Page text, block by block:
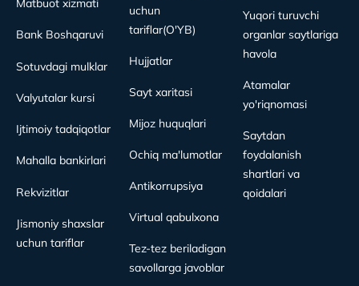
Matbuot xizmati
Bank Boshqaruvi
Sotuvdagi mulklar
Valyutalar kursi
Ijtimoiy tadqiqotlar
Mahalla bankirlari
Rekvizitlar
Jismoniy shaxslar
uchun tariflar
uchun
tariflar(O'YB)
Hujjatlar
Sayt xaritasi
Mijoz huquqlari
Ochiq ma'lumotlar
Antikorrupsiya
Virtual qabulxona
Tez-tez beriladigan
savollarga javoblar
Yuqori turuvchi
organlar saytlariga
havola
Atamalar
yo'riqnomasi
Saytdan
foydalanish
shartlari va
qoidalari